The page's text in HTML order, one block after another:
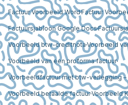
Factuur Voorbeeld WordFactuur
Factuursjabloon Google Docs
Voorbeeld btw-creditnota Voorbeeld
Voorbeeld van een proforma factuur
Voorbeeldfactuur met btw-verlegging
Voorbeeld betaalde factuurVoorbeeld